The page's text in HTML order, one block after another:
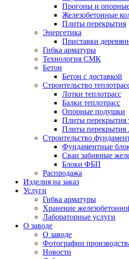
Прогоны и
Железобетонные
Плиты перекрытия
Энергетика
Приставки
Гибка арматуры
Технология СМК
Бетон
Бетон с доставкой
Строительство
Лотки теплотрасс
Балки теплотрасс
Опорные подушки
Плиты перекрытия
Плиты перекрытия
Строительство
Фундаментные
Сваи забивные
Блоки ФБП
Распродажа
Изделия на заказ
Услуги
Гибка арматуры
Хранение
Лабораторные услуги
О заводе
О заводе
Фотографии
Новости